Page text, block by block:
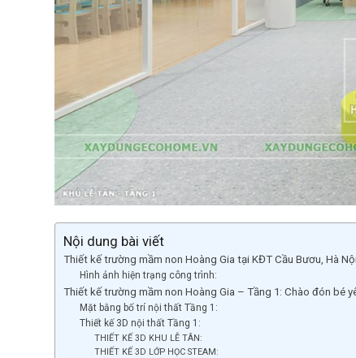
Nội dung bài viết
Thiết kế trường mầm non Hoàng Gia tại KĐT Cầu Bươu, Hà
Hình ảnh hiện trạng công trình:
Thiết kế trường mầm non Hoàng Gia – Tầng 1: Chào đón bé
Mặt bằng bố trí nội thất Tầng 1:
Thiết kế 3D nội thất Tầng 1:
THIẾT KẾ 3D KHU LỄ TÂN:
THIẾT KẾ 3D LỚP HỌC STEAM: